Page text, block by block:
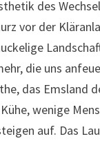
wo es schon
zwei Kilometern
Straßenrand
gesehen
sehen wir keine